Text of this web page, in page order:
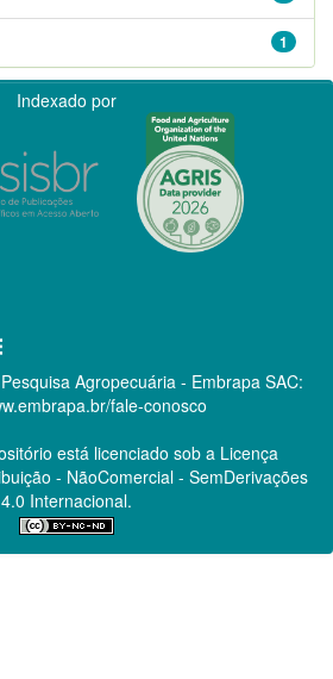
1
Indexado por
Agropecuária - Embrapa SAC:
fale-conosco
está licenciado sob a Licença
- NãoComercial - SemDerivações
4.0 Internacional.